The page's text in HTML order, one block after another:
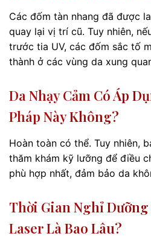
Các đốm tàn nhang đã được
quay lại vị trí cũ. Tuy nhiên,
trước tia UV, các đốm sắc tố
thành ở các vùng da xung
Da Nhạy Cảm Có Áp
Pháp Này Không?
Hoàn toàn có thể. Tuy nhiên,
thăm khám kỹ lưỡng để điều
phù hợp nhất, đảm bảo da
Thời Gian Nghỉ
Laser Là Bao Lâu?